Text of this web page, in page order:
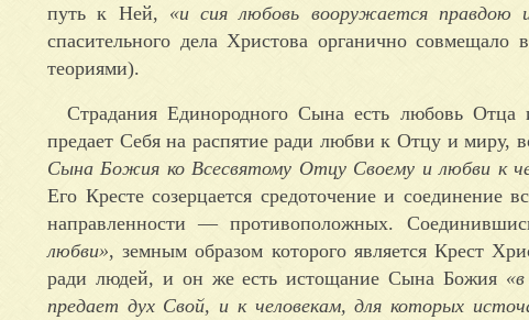
путь к Ней, «и сия любовь вооружается правдою
спасительного дела Христова органично
теориями).
Страдания Единородного Сына есть любовь
предает Себя на распятие ради любви к Отцу и миру,
Сына Божия ко Всесвятому Отцу Своему и любви к
Его Кресте созерцается средоточение и
направленности — противоположных.
любви», земным образом которого является Крест
ради людей, и он же есть истощание Сына Божия
предает дух Свой, и к человекам, для которых